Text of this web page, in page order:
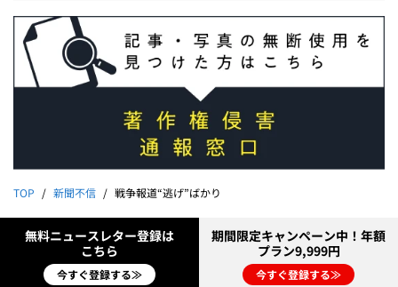
TOP 新聞不信 戦争報道“逃げ”ばかり
無料ニュースレター登録は
こちら
今すぐ登録する≫
期間限定キャンペーン中！年額
プラン9,999円
今すぐ登録する≫